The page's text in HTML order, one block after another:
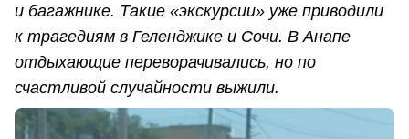
и багажнике. Такие «экскурсии» уже приводили
к трагедиям в Геленджике и Сочи. В Анапе
отдыхающие переворачивались, но по
счастливой случайности выжили.